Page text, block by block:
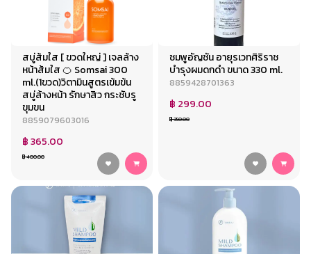
สบู่ส้มใส [ ขวดใหญ่ ] เจลล้าง
หน้าส้มใส 🍊 Somsai 300
ml.(1ขวด)วิตามินสูตรเข้มข้น
สบู่ล้างหน้า รักษาสิว กระชับรู
ขุมขน
8859079603016
฿ 365.00
฿ 400.00
ชมพูอัญชัน อายุรเวทศิริราช
บำรุงผมดกดำ ขนาด 330 ml.
8859428701363
฿ 299.00
฿ 350.00